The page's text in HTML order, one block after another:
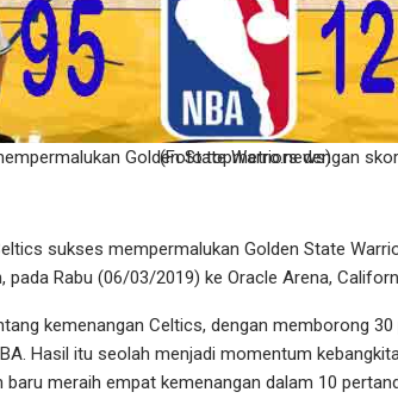
Boston Celtics sukses mempermalukan Golden State Warriors dengan skor 128-95. Pada lanjutan NBA 2018/19. (Foto:topmetro.news)
sukses mempermalukan Golden State
pada Rabu (06/03/2019) ke Oracle Arena,
kemenangan Celtics, dengan memborong
Hasil itu seolah menjadi momentum
meraih empat kemenangan dalam 10